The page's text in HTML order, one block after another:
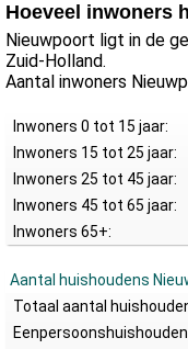
Hoeveel inwoners
Nieuwpoort ligt in de
Zuid-Holland.
Aantal inwoners
Inwoners 0 tot 15 jaar:
Inwoners 15 tot 25 jaar:
Inwoners 25 tot 45 jaar:
Inwoners 45 tot 65 jaar:
Inwoners 65+:
Aantal huishoudens
Totaal aantal